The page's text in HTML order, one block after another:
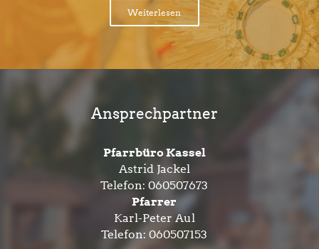
Weiterlesen
Ansprechpartner
Pfarrbüro Kassel
Astrid Jackel
Telefon: 060507673
Pfarrer
Karl-Peter Aul
Telefon: 060507153